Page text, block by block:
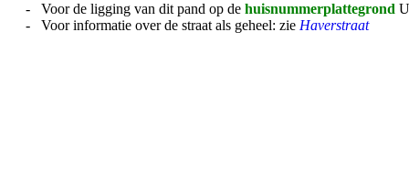
- Voor de ligging van dit pand op de huisnummerplattegrond
- Voor informatie over de straat als geheel: zie Haverstraat